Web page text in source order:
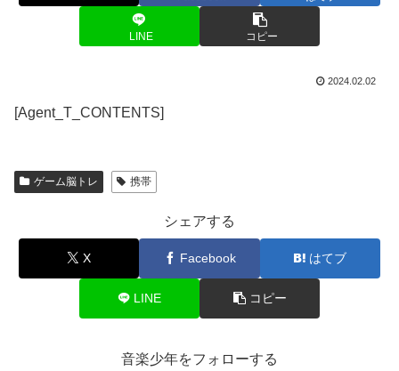
LINE コピー
2024.02.02
[Agent_T_CONTENTS]
ゲーム脳トレ 携帯
シェアする
X Facebook はてブ
LINE コピー
音楽少年をフォローする